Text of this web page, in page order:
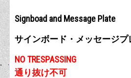
Signboad and Message Plate
サインボード・メッセージプ
NO TRESPASSING
通り抜け不可